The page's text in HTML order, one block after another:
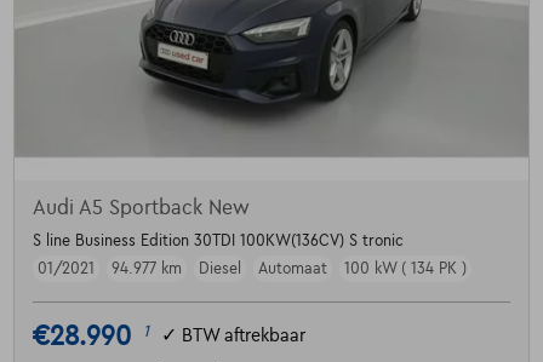
Audi A5 Sportback New
S line Business Edition 30TDI 100KW(136CV) S tronic
01/2021
94.977 km Diesel Automaat 100 kW ( 134 PK )
€28.990 1 ✓ BTW aftrekbaar